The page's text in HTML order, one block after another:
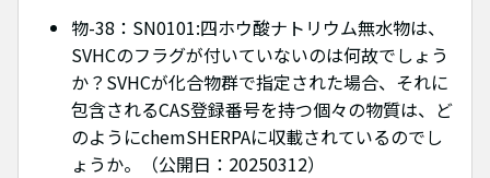
物-38：SN0101:四ホウ酸ナトリウム無水物は、
SVHCのフラグが付いていないのは何故でしょう
か？SVHCが化合物群で指定された場合、それに
包含されるCAS登録番号を持つ個々の物質は、ど
のようにchemSHERPAに収載されているのでし
ょうか。（公開日：20250312）